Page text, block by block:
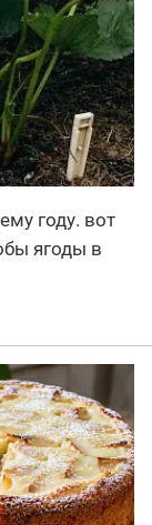
году. вот
ягоды в